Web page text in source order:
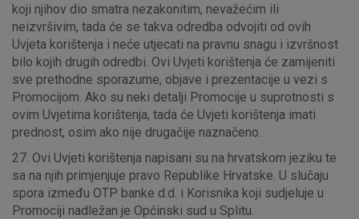
koji njihov dio smatra nezakonitim, nevažećim ili
neizvršivim, tada će se takva odredba odvojiti od ovih
Uvjeta korištenja i neće utjecati na pravnu snagu i izvršnost
bilo kojih drugih odredbi. Ovi Uvjeti korištenja će zamijeniti
sve prethodne sporazume, objave i prezentacije u vezi s
Promocijom. Ako su neki detalji Promocije u suprotnosti s
ovim Uvjetima korištenja, tada će Uvjeti korištenja imati
prednost, osim ako nije drugačije naznačeno.
27. Ovi Uvjeti korištenja napisani su na hrvatskom jeziku te
sa na njih primjenjuje pravo Republike Hrvatske. U slučaju
spora između OTP banke d.d. i Korisnika koji sudjeluje u
Promociji nadležan je Općinski sud u Splitu.